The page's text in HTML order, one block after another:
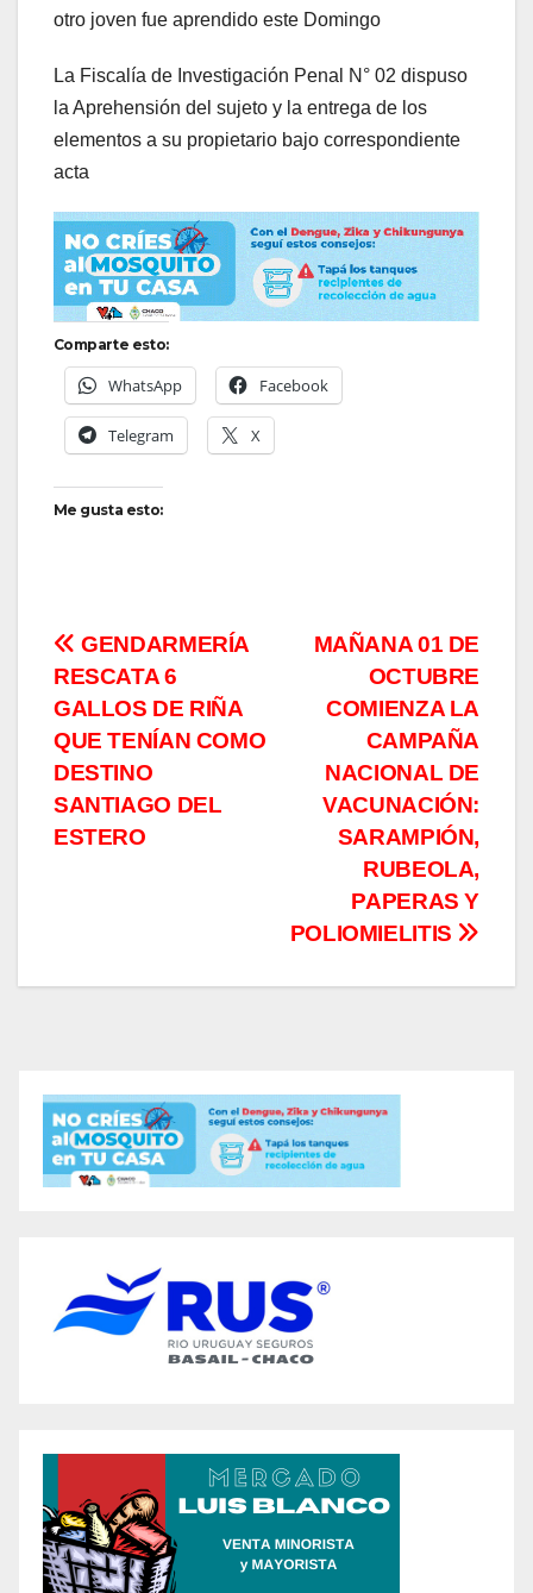
otro joven fue aprendido este Domingo
La Fiscalía de Investigación Penal N° 02 dispuso
la Aprehensión del sujeto y la entrega de los
elementos a su propietario bajo correspondiente
acta
Comparte esto:
WhatsApp Facebook
Telegram X
Me gusta esto:
Navegación
de
entradas
MAÑANA 01 DE
OCTUBRE
COMIENZA LA
CAMPAÑA
NACIONAL DE
VACUNACIÓN:
SARAMPIÓN,
RUBEOLA,
PAPERAS Y
POLIOMIELITIS
GENDARMERÍA
RESCATA 6
GALLOS DE RIÑA
QUE TENÍAN COMO
DESTINO
SANTIAGO DEL
ESTERO